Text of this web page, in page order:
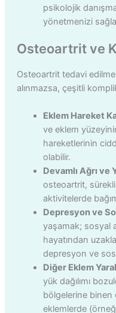
psikolojik
yönetmenizi
Osteoartrit ve
Osteoartrit tedavi
alınmazsa, çeşitli
Eklem Hareket
ve eklem
hareketlerinin
olabilir.
Devamlı Ağrı
osteoartrit, sürekli
aktivitelerde
Depresyon ve
yaşamak; sosyal
hayatından
depresyon ve
Diğer Eklem
yük dağılımı
bölgelerine binen
eklemlerde